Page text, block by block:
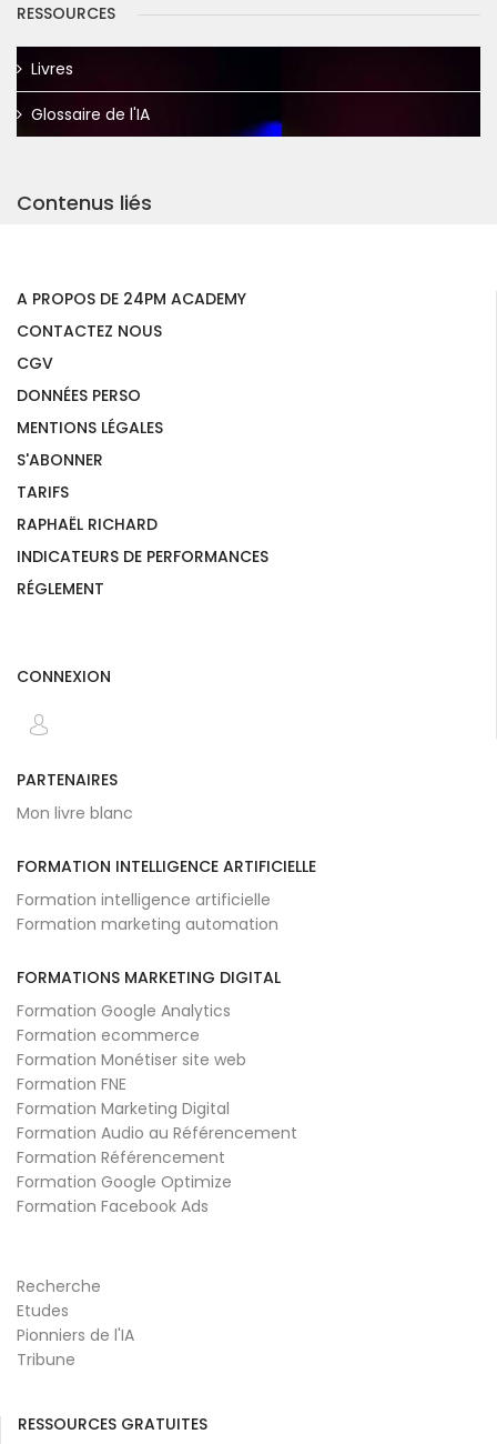
RESSOURCES
Livres
Glossaire de l'IA
Contenus liés
A PROPOS DE 24PM ACADEMY
CONTACTEZ NOUS
CGV
DONNÉES PERSO
MENTIONS LÉGALES
S'ABONNER
TARIFS
RAPHAËL RICHARD
INDICATEURS DE PERFORMANCES
RÉGLEMENT
CONNEXION
PARTENAIRES
Mon livre blanc
FORMATION INTELLIGENCE ARTIFICIELLE
Formation intelligence artificielle
Formation marketing automation
FORMATIONS MARKETING DIGITAL
Formation Google Analytics
Formation ecommerce
Formation Monétiser site web
Formation FNE
Formation Marketing Digital
Formation Audio au Référencement
Formation Référencement
Formation Google Optimize
Formation Facebook Ads
Recherche
Etudes
Pionniers de l'IA
Tribune
RESSOURCES GRATUITES